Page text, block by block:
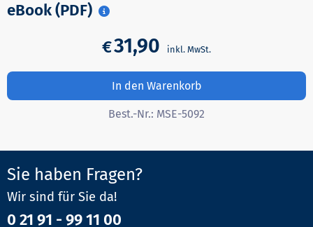
eBook (PDF)
€31,90
In den Warenkorb
Best.-Nr.: MSE-5092
Sie haben Fragen?
Wir sind für Sie da!
0 21 91 - 99 11 00